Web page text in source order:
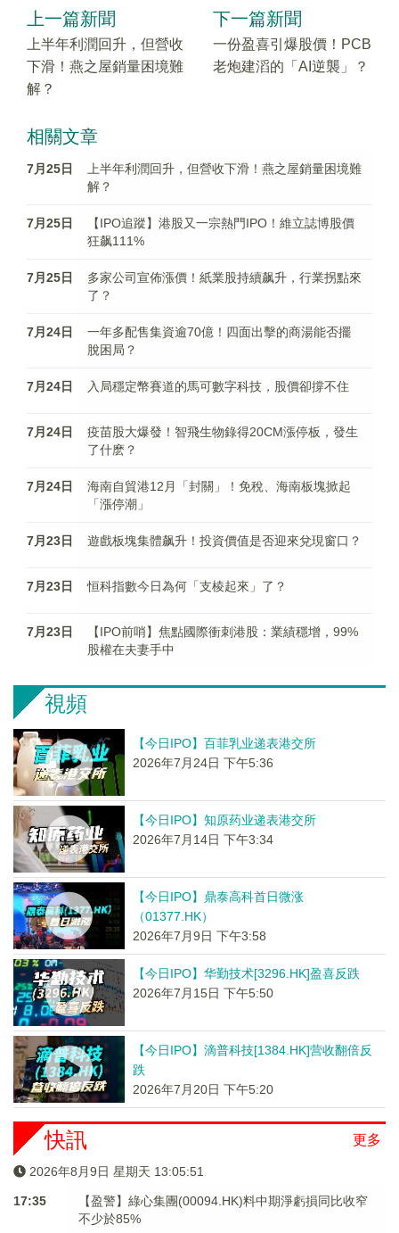
上一篇新聞
上半年利潤回升，但營收
下滑！燕之屋銷量困境難
解？
下一篇新聞
一份盈喜引爆股價！PCB
老炮建滔的「AI逆襲」？
相關文章
7月25日
上半年利潤回升，但營收下滑！燕之屋銷量困境難
解？
7月25日
【IPO追蹤】港股又一宗熱門IPO！維立誌博股價
狂飙111%
7月25日
多家公司宣佈漲價！紙業股持續飙升，行業拐點來
了？
7月24日
一年多配售集資逾70億！四面出擊的商湯能否擺
脫困局？
7月24日 入局穩定幣賽道的馬可數字科技，股價卻撐不住
7月24日
疫苗股大爆發！智飛生物錄得20CM漲停板，發生
了什麽？
7月24日
海南自貿港12月「封關」！免稅、海南板塊掀起
「漲停潮」
7月23日 遊戲板塊集體飙升！投資價值是否迎來兌現窗口？
7月23日 恒科指數今日為何「支棱起來」了？
7月23日
【IPO前哨】焦點國際衝刺港股：業績穩增，99%
股權在夫妻手中
視頻
【今日IPO】百菲乳业递表港交所
2026年7月24日 下午5:36
【今日IPO】知原药业递表港交所
2026年7月14日 下午3:34
【今日IPO】鼎泰高科首日微涨
（01377.HK）
2026年7月9日 下午3:58
【今日IPO】华勤技术[3296.HK]盈喜反跌
2026年7月15日 下午5:50
【今日IPO】滴普科技[1384.HK]营收翻倍反
跌
2026年7月20日 下午5:20
更多
快訊
2026年8月9日 星期天 13:05:51
17:35
【盈警】綠心集團(00094.HK)料中期淨虧損同比收窄
不少於85%